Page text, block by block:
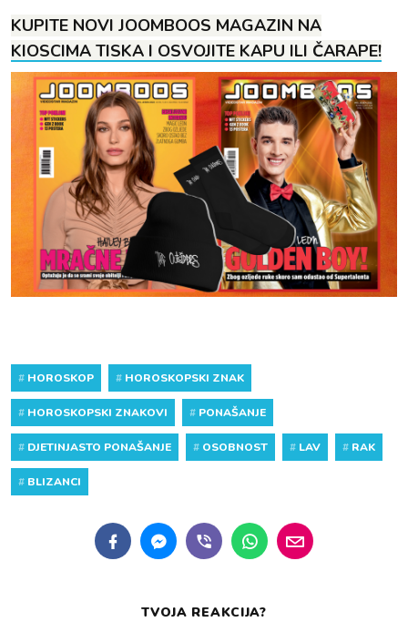
KUPITE NOVI JOOMBOOS MAGAZIN NA
KIOSCIMA TISKA I OSVOJITE KAPU ILI ČARAPE!
# HOROSKOP # HOROSKOPSKI ZNAK
# HOROSKOPSKI ZNAKOVI # PONAŠANJE
# DJETINJASTO PONAŠANJE # OSOBNOST # LAV # RAK
# BLIZANCI
TVOJA REAKCIJA?